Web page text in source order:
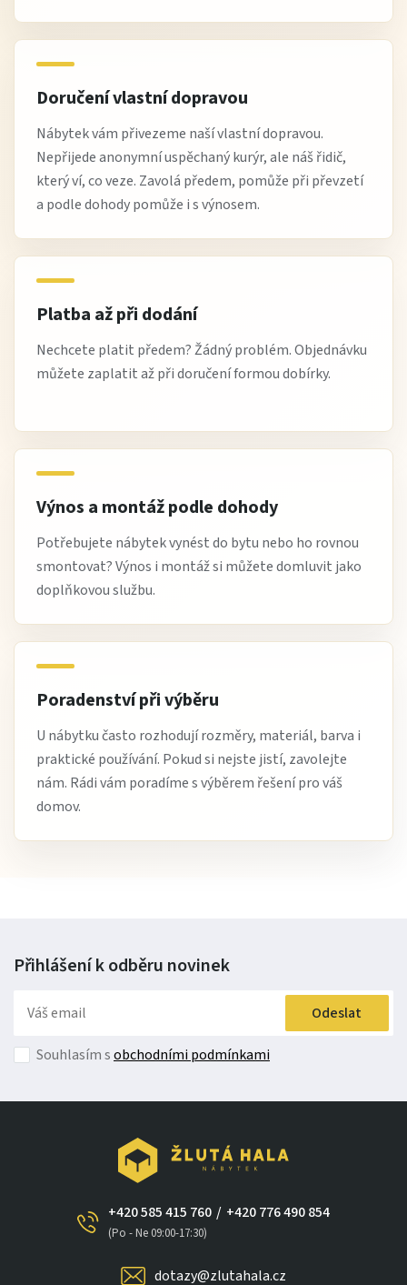
Doručení vlastní dopravou
Nábytek vám přivezeme naší vlastní dopravou.
Nepřijede anonymní uspěchaný kurýr, ale náš řidič,
který ví, co veze. Zavolá předem, pomůže při převzetí
a podle dohody pomůže i s výnosem.
Platba až při dodání
Nechcete platit předem? Žádný problém. Objednávku
můžete zaplatit až při doručení formou dobírky.
Výnos a montáž podle dohody
Potřebujete nábytek vynést do bytu nebo ho rovnou
smontovat? Výnos i montáž si můžete domluvit jako
doplňkovou službu.
Poradenství při výběru
U nábytku často rozhodují rozměry, materiál, barva i
praktické používání. Pokud si nejste jistí, zavolejte
nám. Rádi vám poradíme s výběrem řešení pro váš
domov.
Přihlášení k odběru novinek
Odeslat
Souhlasím sobchodními podmínkami
+420 585 415 760
(Po - Ne 09:00-17:30)
/ +420 776 490 854
dotazy@zlutahala.cz